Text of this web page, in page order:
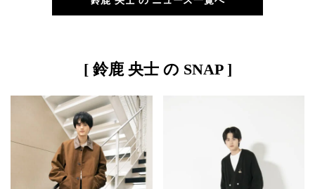
[ 鈴鹿 央士 の SNAP ]